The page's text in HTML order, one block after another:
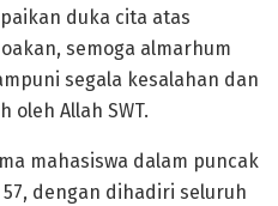
duka cita atas
semoga almarhum
segala kesalahan dan
oleh Allah SWT.
mahasiswa dalam puncak
dengan dihadiri seluruh